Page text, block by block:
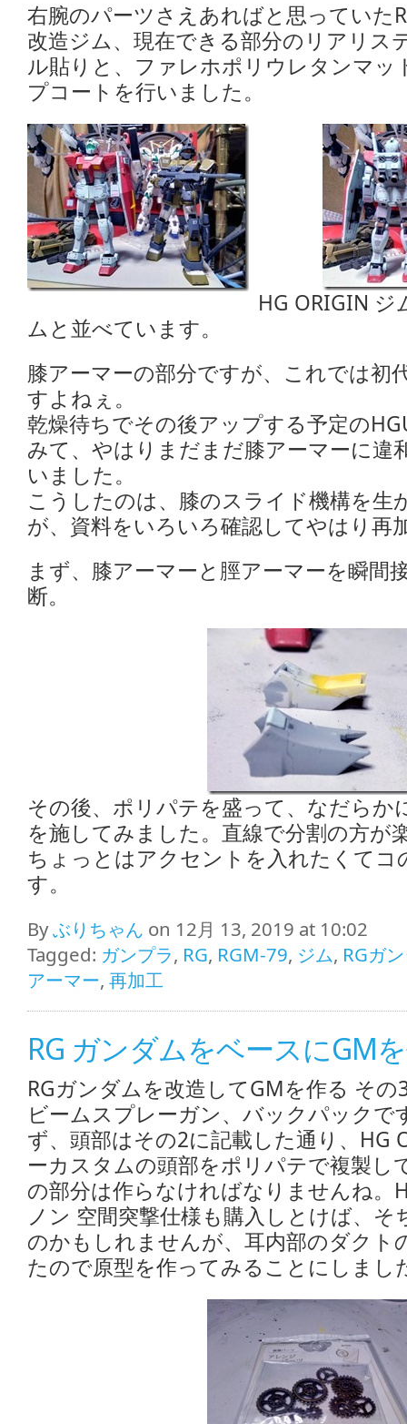
右腕のパーツさえあればと思っていた
改造ジム、現在できる部分のリアリス
ル貼りと、ファレホポリウレタンマッ
プコートを行いました。
HG ORIGIN
ムと並べています。
膝アーマーの部分ですが、これでは初
すよねぇ。
乾燥待ちでその後アップする予定の
みて、やはりまだまだ膝アーマーに違
いました。
こうしたのは、膝のスライド機構を生
が、資料をいろいろ確認してやはり再
まず、膝アーマーと脛アーマーを瞬間
断。
その後、ポリパテを盛って、なだらか
を施してみました。直線で分割の方が
ちょっとはアクセントを入れたくてコ
す。
Byぶりちゃん on 12月 13, 2019 at 10:02
Tagged: ガンプラ, RG, RGM-79, ジム, RGガ
アーマー, 再加工
RG ガンダムをベースにGM
RGガンダムを改造してGMを作る その
ビームスプレーガン、バックパックで
ず、頭部はその2に記載した通り、HG
ーカスタムの頭部をポリパテで複製し
の部分は作らなければなりませんね。
ノン 空間突撃仕様も購入しとけば、
のかもしれませんが、耳内部のダクト
たので原型を作ってみることにしまし